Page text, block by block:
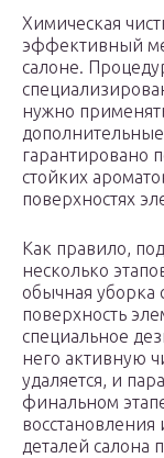
Химическая
эффективный
салоне.
нужно
гарантировано
стойких
поверхностях
Как правило,
несколько
обычная уборка
поверхность
специальное
него активную
удаляется, и
финальном
восстановления
деталей салона